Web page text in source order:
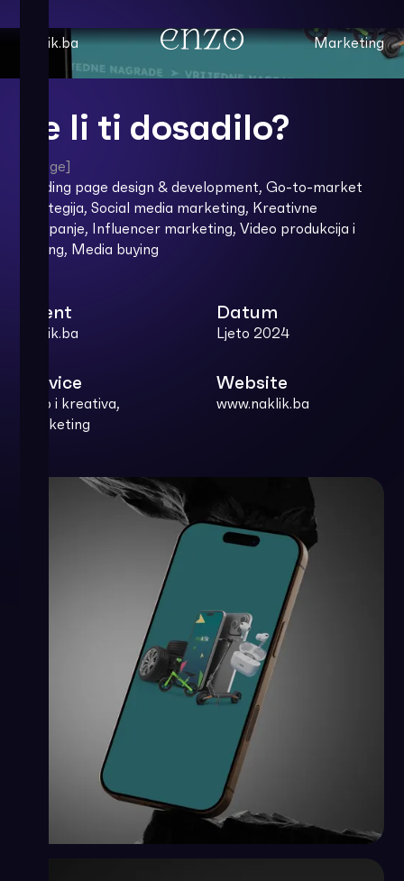
naklik.ba Marketing
Je li ti dosadilo?
[usluge]
Landing page design & development, Go-to-market
strategija, Social media marketing, Kreativne
kampanje, Influencer marketing, Video produkcija i
editing, Media buying
Client
naklik.ba
Datum
Ljeto 2024
Service
Web i kreativa,
Marketing
Website
www.naklik.ba